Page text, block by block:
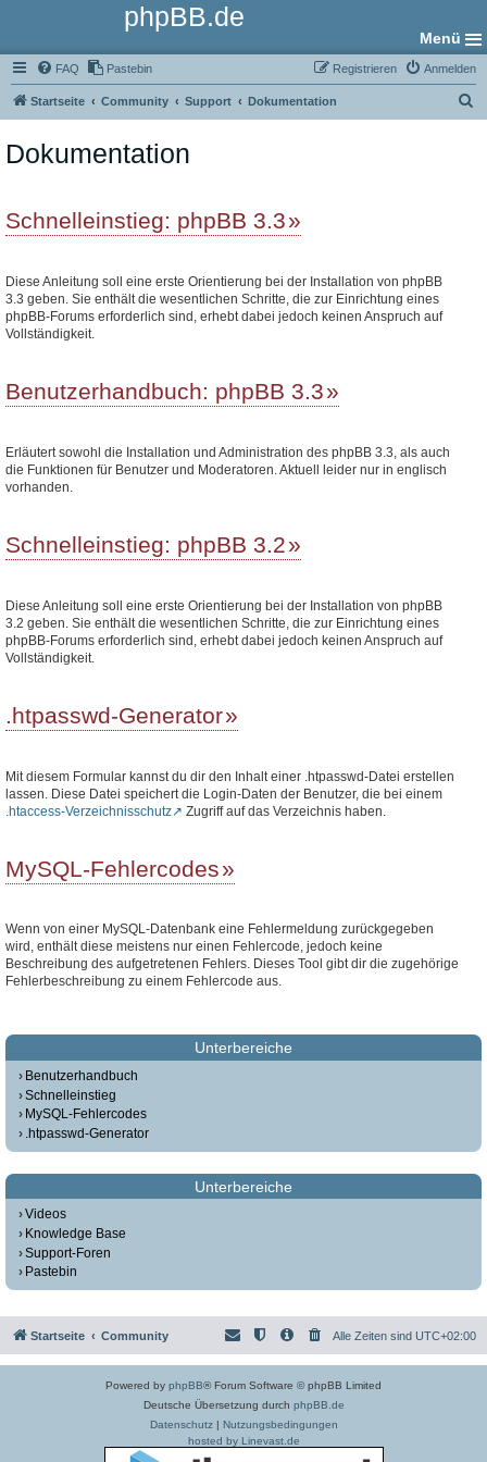
phpBB.de
Menü
FAQ Pastebin Anmelden
Registrieren
Startseite Community Support Dokumentation
Dokumentation
Schnelleinstieg: phpBB 3.3
Diese Anleitung soll eine erste Orientierung bei der Installation von phpBB
3.3 geben. Sie enthält die wesentlichen Schritte, die zur Einrichtung eines
phpBB-Forums erforderlich sind, erhebt dabei jedoch keinen Anspruch auf
Vollständigkeit.
Benutzerhandbuch: phpBB 3.3
Erläutert sowohl die Installation und Administration des phpBB 3.3, als auch
die Funktionen für Benutzer und Moderatoren. Aktuell leider nur in englisch
vorhanden.
Schnelleinstieg: phpBB 3.2
Diese Anleitung soll eine erste Orientierung bei der Installation von phpBB
3.2 geben. Sie enthält die wesentlichen Schritte, die zur Einrichtung eines
phpBB-Forums erforderlich sind, erhebt dabei jedoch keinen Anspruch auf
Vollständigkeit.
.htpasswd-Generator
Mit diesem Formular kannst du dir den Inhalt einer .htpasswd-Datei erstellen
lassen. Diese Datei speichert die Login-Daten der Benutzer, die bei einem
.htaccess-Verzeichnisschutz
Zugriff auf das Verzeichnis haben.
MySQL-Fehlercodes
Wenn von einer MySQL-Datenbank eine Fehlermeldung zurückgegeben
wird, enthält diese meistens nur einen Fehlercode, jedoch keine
Beschreibung des aufgetretenen Fehlers. Dieses Tool gibt dir die zugehörige
Fehlerbeschreibung zu einem Fehlercode aus.
Unterbereiche
Benutzerhandbuch
Schnelleinstieg
MySQL-Fehlercodes
.htpasswd-Generator
Unterbereiche
Videos
Knowledge Base
Support-Foren
Pastebin
Startseite Community Alle Zeiten sind UTC+02:00
Powered by phpBB® Forum Software © phpBB Limited
Deutsche Übersetzung durch phpBB.de
Datenschutz| Nutzungsbedingungen
hosted by Linevast.de